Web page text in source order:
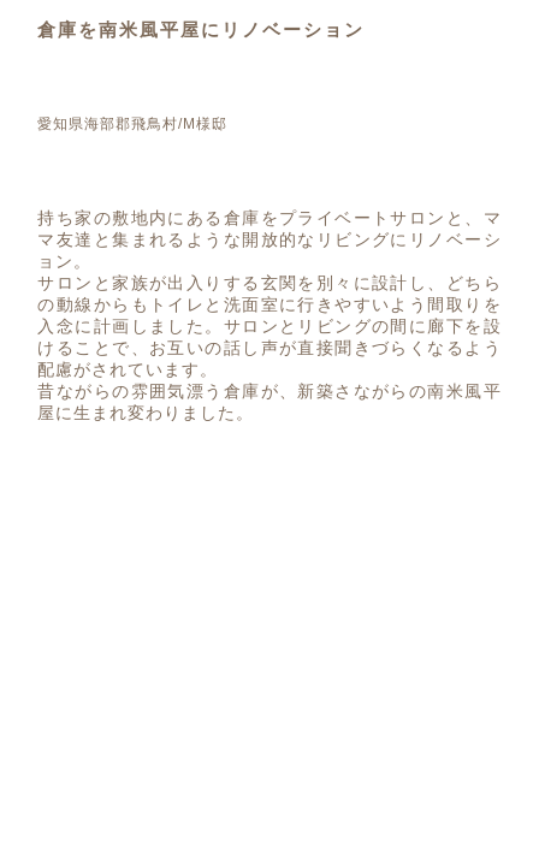
倉庫を南米風平屋にリノベーション
愛知県海部郡飛鳥村/M様邸
持ち家の敷地内にある倉庫をプライベートサロンと、マ
マ友達と集まれるような開放的なリビングにリノベーシ
ョン。
サロンと家族が出入りする玄関を別々に設計し、どちら
の動線からもトイレと洗面室に行きやすいよう間取りを
入念に計画しました。サロンとリビングの間に廊下を設
けることで、お互いの話し声が直接聞きづらくなるよう
配慮がされています。
昔ながらの雰囲気漂う倉庫が、新築さながらの南米風平
屋に生まれ変わりました。